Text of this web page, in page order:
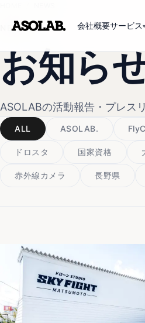
会社概要サービス▾
NEWS
お知ら
ASOLABの活動報告・プレス
ALL ASOLAB.
ドロスタ 国家資格
赤外線カメラ 長野県